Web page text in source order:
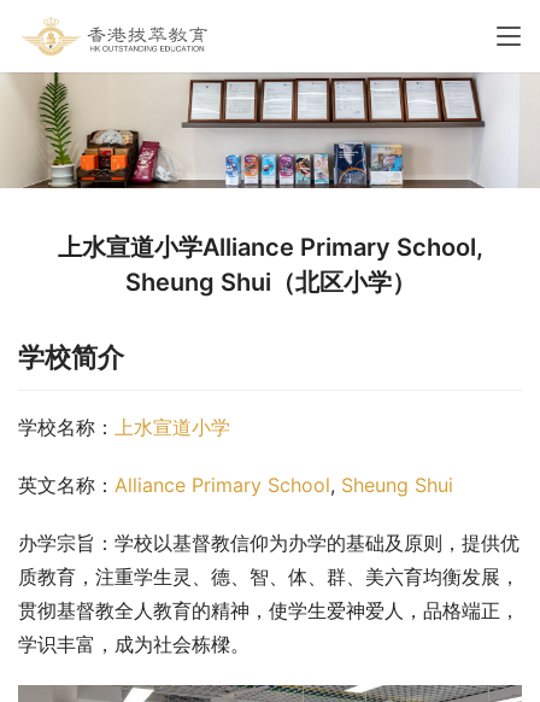
上水宣道小学Alliance Primary School,
Sheung Shui（北区小学）
学校简介
学校名称： 上水宣道小学
英文名称： Alliance Primary School, Sheung Shui
办学宗旨：学校以基督教信仰为办学的基础及原则，提供优
质教育，注重学生灵、德、智、体、群、美六育均衡发展，
贯彻基督教全人教育的精神，使学生爱神爱人，品格端正，
学识丰富，成为社会栋樑。